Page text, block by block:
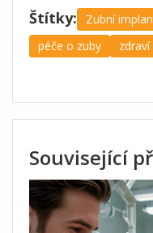
Štítky: Zubní
péče o zuby
Související